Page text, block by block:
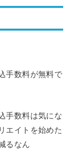
手数料が無料で
手数料は気にな
エイトを始めた
るなん